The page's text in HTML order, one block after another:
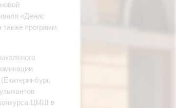
«Денис
программ
ЦМШ в